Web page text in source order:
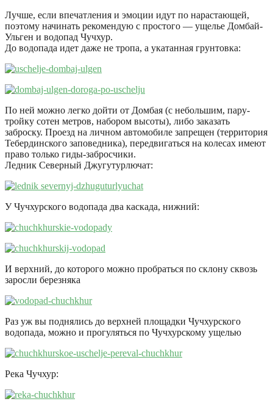
Лучше, если впечатления и эмоции идут по нарастающей,
поэтому начинать рекомендую с простого — ущелье Домбай-
Ульген и водопад Чучхур.
До водопада идет даже не тропа, а укатанная грунтовка:
По ней можно легко дойти от Домбая (с небольшим, пару-
тройку сотен метров, набором высоты), либо заказать
заброску. Проезд на личном автомобиле запрещен (территория
Тебердинского заповедника), передвигаться на колесах имеют
право только гиды-забросчики.
Ледник Северный Джугутурлючат:
У Чучхурского водопада два каскада, нижний:
И верхний, до которого можно пробраться по склону сквозь
заросли березняка
Раз уж вы поднялись до верхней площадки Чучхурского
водопада, можно и прогуляться по Чучхурскому ущелью
Река Чучхур: